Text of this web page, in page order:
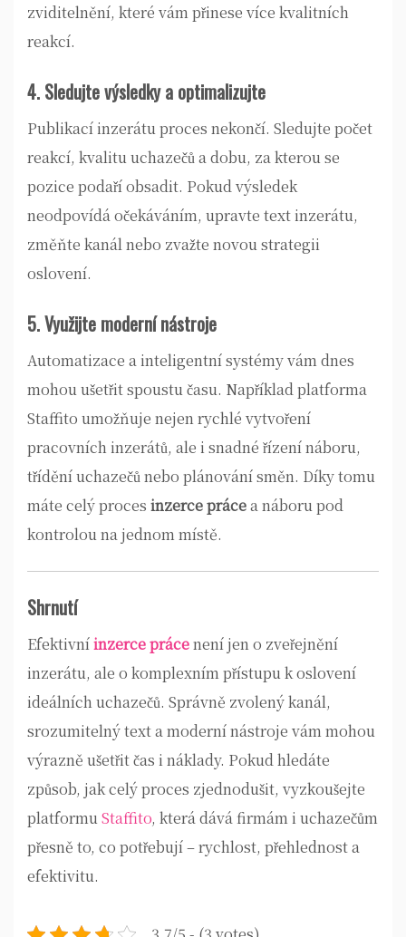
zviditelnění, které vám přinese více kvalitních
reakcí.
4. Sledujte výsledky a optimalizujte
Publikací inzerátu proces nekončí. Sledujte počet
reakcí, kvalitu uchazečů a dobu, za kterou se
pozice podaří obsadit. Pokud výsledek
neodpovídá očekáváním, upravte text inzerátu,
změňte kanál nebo zvažte novou strategii
oslovení.
5. Využijte moderní nástroje
Automatizace a inteligentní systémy vám dnes
mohou ušetřit spoustu času. Například platforma
Staffito umožňuje nejen rychlé vytvoření
pracovních inzerátů, ale i snadné řízení náboru,
třídění uchazečů nebo plánování směn. Díky tomu
máte celý proces inzerce prácea náboru pod
kontrolou na jednom místě.
Shrnutí
Efektivníinzerce prácenení jen o zveřejnění
inzerátu, ale o komplexním přístupu k oslovení
ideálních uchazečů. Správně zvolený kanál,
srozumitelný text a moderní nástroje vám mohou
výrazně ušetřit čas i náklady. Pokud hledáte
způsob, jak celý proces zjednodušit, vyzkoušejte
platformuStaffito, která dává firmám i uchazečům
přesně to, co potřebují – rychlost, přehlednost a
efektivitu.